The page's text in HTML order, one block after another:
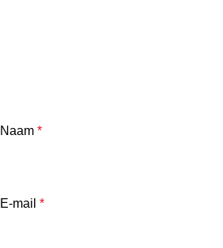
Naam *
E-mail *